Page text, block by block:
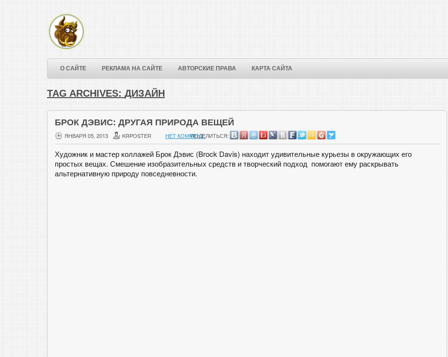
О САЙТЕ РЕКЛАМА НА САЙТЕ АВТОРСКИЕ ПРАВА КАРТА САЙТА
TAG ARCHIVES: ДИЗАЙН
БРОК ДЭВИС: ДРУГАЯ ПРИРОДА ВЕЩЕЙ
ЯНВАРЯ 05, 2013 KRPOSTER НЕТ КОММЕНТ.ПОДЕЛИТЬСЯ:
Художник и мастер коллажей Брок Дэвис (Brock Davis) находит удивительные курьезы в окружающих его
простых вещах. Смешение изобразительных средств и творческий подход помогают ему раскрывать
альтернативную природу повседневности.